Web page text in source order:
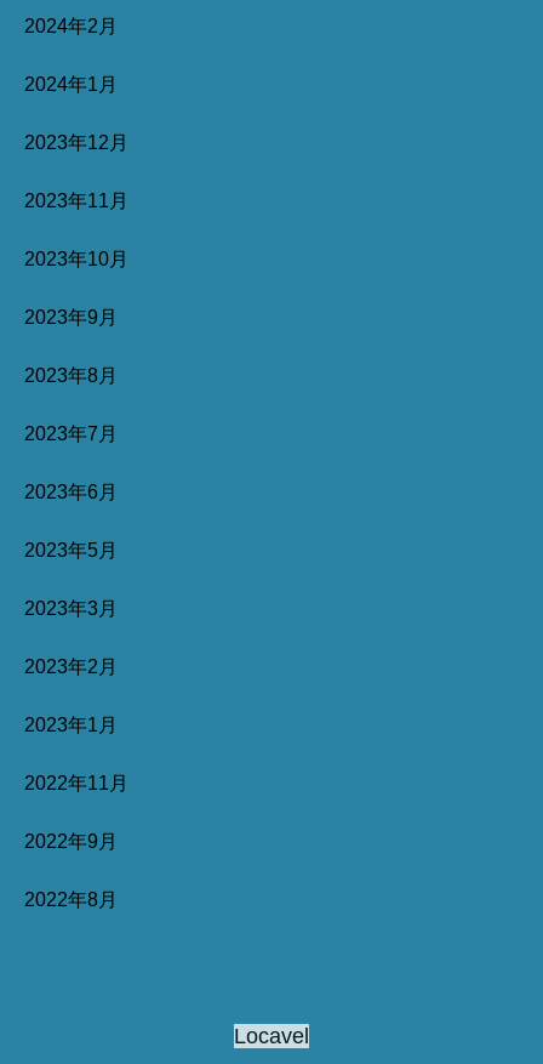
2024年2月
2024年1月
2023年12月
2023年11月
2023年10月
2023年9月
2023年8月
2023年7月
2023年6月
2023年5月
2023年3月
2023年2月
2023年1月
2022年11月
2022年9月
2022年8月
Locavel